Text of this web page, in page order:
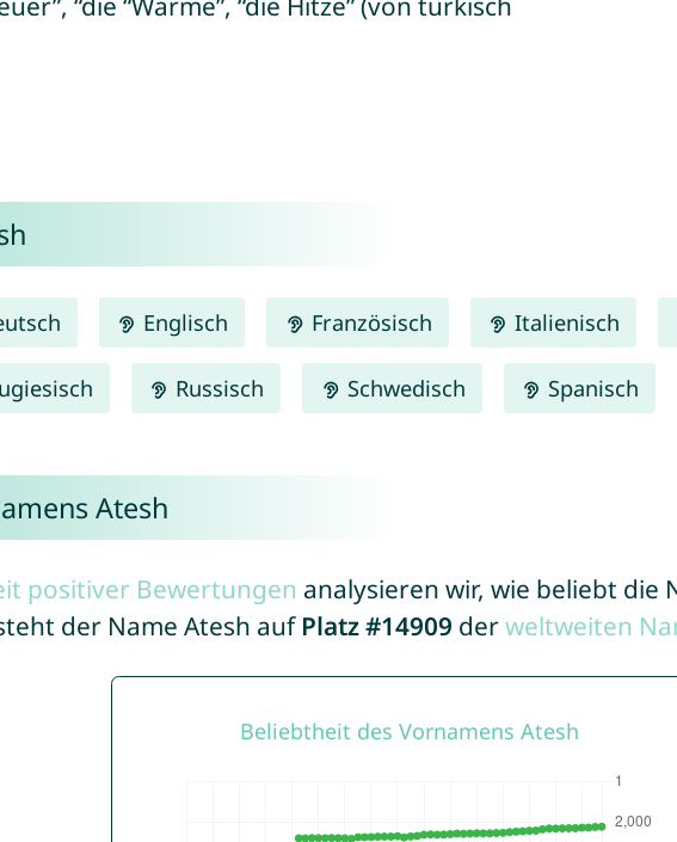
Englisch Französisch Italienisch
Russisch Schwedisch Spanisch
Atesh
positiver Bewertungen analysieren wir, wie beliebt die
der Name Atesh auf Platz #14909 derweltweiten